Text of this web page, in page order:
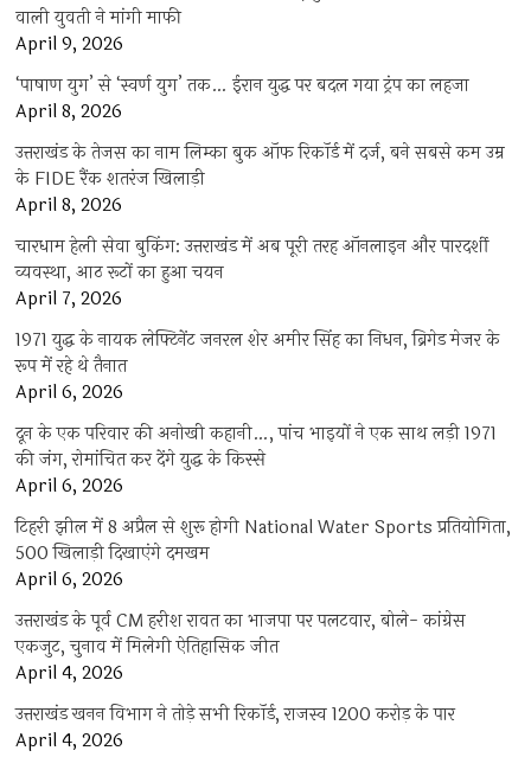
वाली युवती ने मांगी माफी
April 9, 2026
‘पाषाण युग’ से ‘स्वर्ण युग’ तक… ईरान युद्ध पर बदल गया ट्रंप का लहजा
April 8, 2026
उत्तराखंड के तेजस का नाम लिम्का बुक ऑफ रिकॉर्ड में दर्ज, बने सबसे कम उम्र
के FIDE रैंक शतरंज खिलाड़ी
April 8, 2026
चारधाम हेली सेवा बुकिंग: उत्तराखंड में अब पूरी तरह ऑनलाइन और पारदर्शी
व्यवस्था, आठ रूटों का हुआ चयन
April 7, 2026
1971 युद्ध के नायक लेफ्टिनेंट जनरल शेर अमीर सिंह का निधन, ब्रिगेड मेजर के
रूप में रहे थे तैनात
April 6, 2026
दून के एक परिवार की अनोखी कहानी…, पांच भाइयों ने एक साथ लड़ी 1971
की जंग, रोमांचित कर देंगे युद्ध के किस्से
April 6, 2026
टिहरी झील में 8 अप्रैल से शुरू होगी National Water Sports प्रतियोगिता,
500 खिलाड़ी दिखाएंगे दमखम
April 6, 2026
उत्तराखंड के पूर्व CM हरीश रावत का भाजपा पर पलटवार, बोले- कांग्रेस
एकजुट, चुनाव में मिलेगी ऐतिहासिक जीत
April 4, 2026
उत्तराखंड खनन विभाग ने तोड़े सभी रिकॉर्ड, राजस्व 1200 करोड़ के पार
April 4, 2026